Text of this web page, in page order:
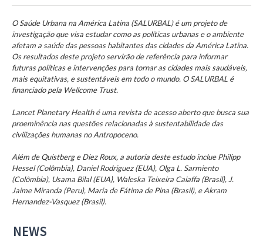
O Saúde Urbana na América Latina (SALURBAL) é um projeto de
investigação que visa estudar como as políticas urbanas e o ambiente
afetam a saúde das pessoas habitantes das cidades da América Latina.
Os resultados deste projeto servirão de referência para informar
futuras políticas e intervenções para tornar as cidades mais saudáveis,
mais equitativas, e sustentáveis em todo o mundo. O SALURBAL é
financiado pela Wellcome Trust.
Lancet Planetary Health é uma revista de acesso aberto que busca sua
proeminência nas questões relacionadas à sustentabilidade das
civilizações humanas no Antropoceno.
Além de Quistberg e Diez Roux, a autoria deste estudo inclue Philipp
Hessel (Colômbia), Daniel Rodriguez (EUA), Olga L. Sarmiento
(Colômbia), Usama Bilal (EUA), Waleska Teixeira Caiaffa (Brasil), J.
Jaime Miranda (Peru), Maria de Fátima de Pina (Brasil), e Akram
Hernandez-Vasquez (Brasil).
NEWS